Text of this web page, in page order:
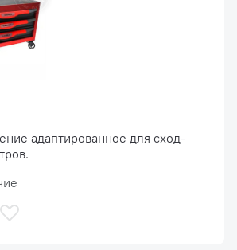
адаптированное для сход-